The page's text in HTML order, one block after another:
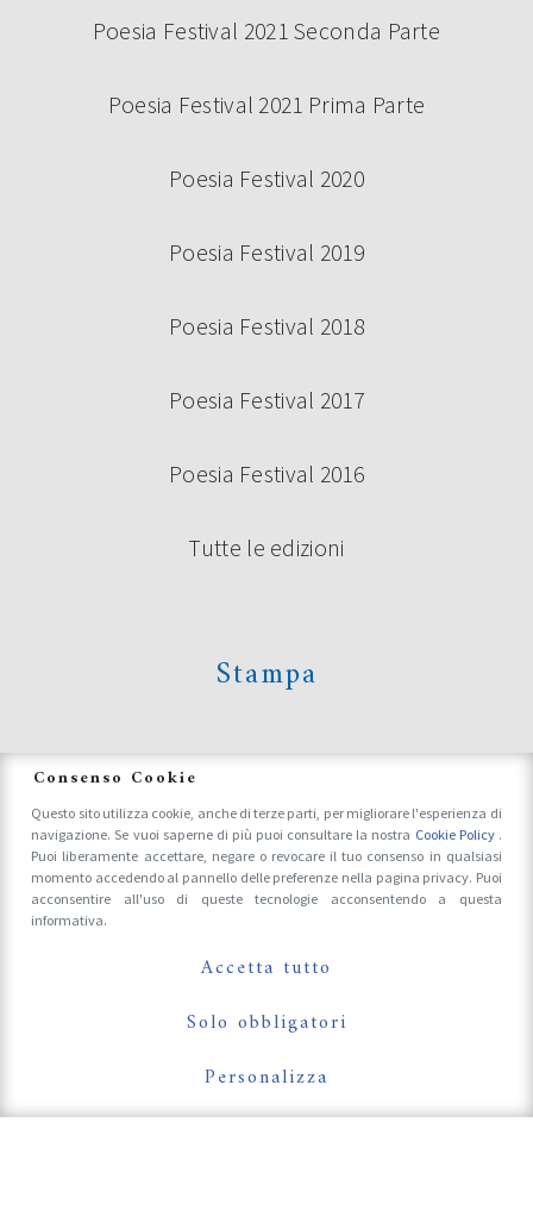
Poesia Festival 2021 Seconda Parte
Poesia Festival 2021 Prima Parte
Poesia Festival 2020
Poesia Festival 2019
Poesia Festival 2018
Poesia Festival 2017
Poesia Festival 2016
Tutte le edizioni
Stampa
Accrediti Stampa e Fotografi
Follow Us On
Consenso Cookie
Questo sito utilizza cookie, anche di terze parti, per migliorare l'esperienza di
navigazione. Se vuoi saperne di più puoi consultare la nostra Cookie Policy .
Puoi liberamente accettare, negare o revocare il tuo consenso in qualsiasi
momento accedendo al pannello delle preferenze nella pagina privacy. Puoi
acconsentire all'uso di queste tecnologie acconsentendo a questa
informativa.
Accetta tutto
Solo obbligatori
Personalizza